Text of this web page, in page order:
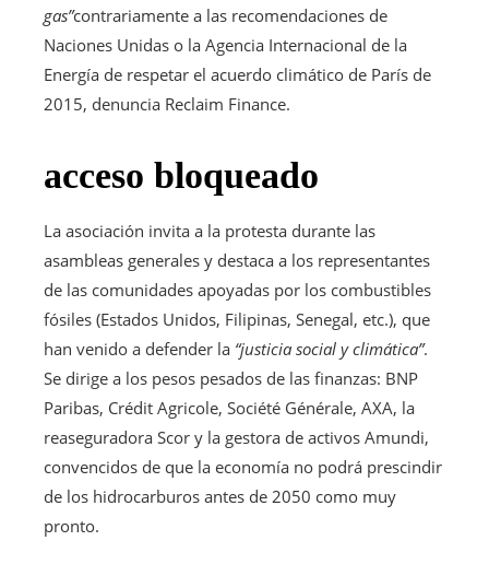
gas”contrariamente a las recomendaciones de
Naciones Unidas o la Agencia Internacional de la
Energía de respetar el acuerdo climático de París de
2015, denuncia Reclaim Finance.
acceso bloqueado
La asociación invita a la protesta durante las
asambleas generales y destaca a los representantes
de las comunidades apoyadas por los combustibles
fósiles (Estados Unidos, Filipinas, Senegal, etc.), que
han venido a defender la “justicia social y climática”.
Se dirige a los pesos pesados ​​de las finanzas: BNP
Paribas, Crédit Agricole, Société Générale, AXA, la
reaseguradora Scor y la gestora de activos Amundi,
convencidos de que la economía no podrá prescindir
de los hidrocarburos antes de 2050 como muy
pronto.